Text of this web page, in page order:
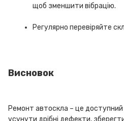
щоб зменшити вібрацію.
Регулярно перевіряйте
Висновок
Ремонт автоскла – це доступний
усунути дрібні дефекти,